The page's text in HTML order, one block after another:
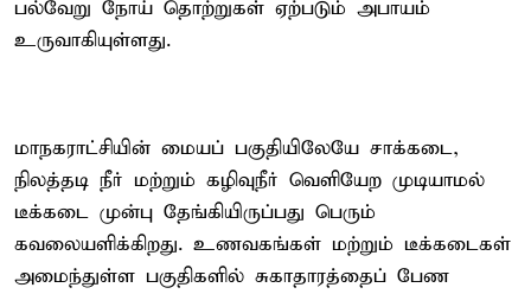
பல்வேறு நோய் தொற்றுகள் ஏற்படும் அபாயம்
உருவாகியுள்ளது.
மாநகராட்சியின் மையப் பகுதியிலேயே சாக்கடை,
நிலத்தடி நீர் மற்றும் கழிவுநீர் வெளியேற முடியாமல்
டீக்கடை முன்பு தேங்கியிருப்பது பெரும்
கவலையளிக்கிறது. உணவகங்கள் மற்றும் டீக்கடைகள்
அமைந்துள்ள பகுதிகளில் சுகாதாரத்தைப் பேண